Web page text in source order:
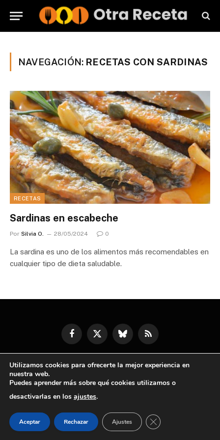
NAVEGACIÓN: RECETAS CON SARDINAS
RECETAS
Sardinas en escabeche
Por Silvia O. 28/05/2024 0
La sardina es uno de los alimentos más recomendables en
cualquier tipo de dieta saludable.
Facebook
X
Bluesky RSS
© 2026 Otra Receta | Todos los derechos reservados
Utilizamos cookies para ofrecerte la mejor experiencia en
nuestra web.
Puedes aprender más sobre qué cookies utilizamos o
desactivarlas en los ajustes.
Aceptar Rechazar Ajustes CERRAR EL